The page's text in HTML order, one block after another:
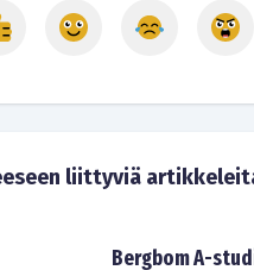
liittyviä
Bergbom A-